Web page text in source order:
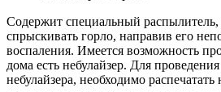
Содержит специальный
спрыскивать горло, направив его
воспаления. Имеется возможность
дома есть небулайзер. Для
небулайзера, необходимо распечатать